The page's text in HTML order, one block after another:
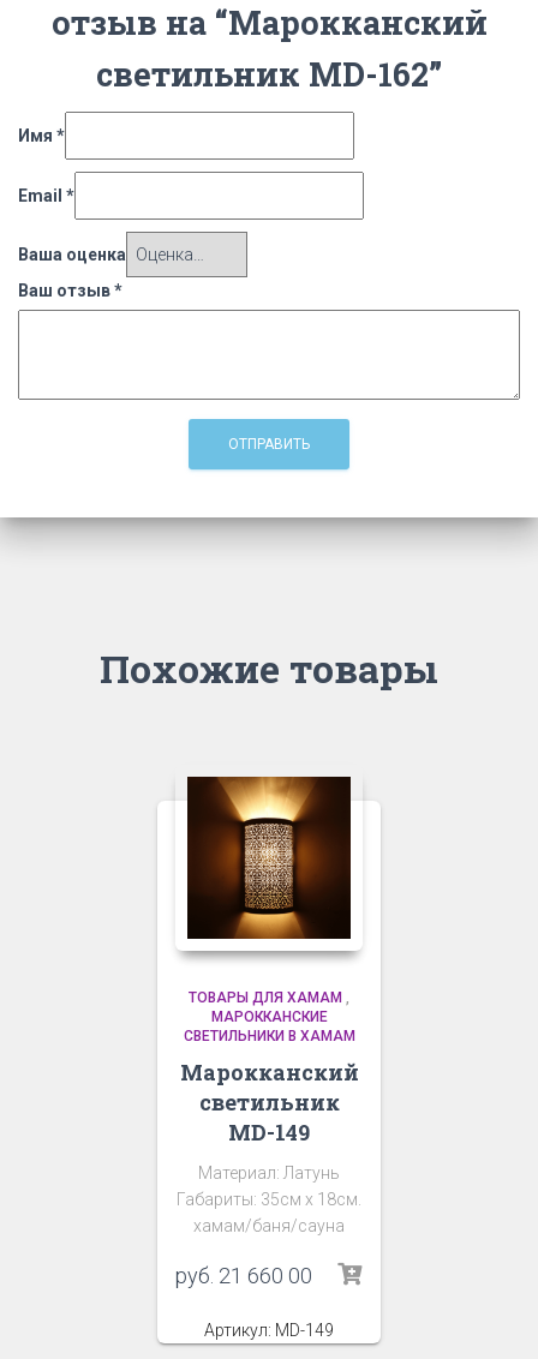
отзыв на “Марокканский
светильник MD-162”
Имя *
Email *
Ваша оценка
Ваш отзыв*
Похожие товары
ТОВАРЫ ДЛЯ ХАМАМ ,
МАРОККАНСКИЕ
СВЕТИЛЬНИКИ В ХАМАМ
Марокканский
светильник
MD-149
Материал: Латунь
Габариты: 35см х 18см.
хамам/баня/сауна
руб. 21 660 00
Артикул: MD-149